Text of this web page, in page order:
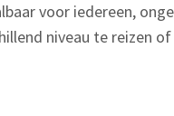
voor iedereen,
niveau te reizen